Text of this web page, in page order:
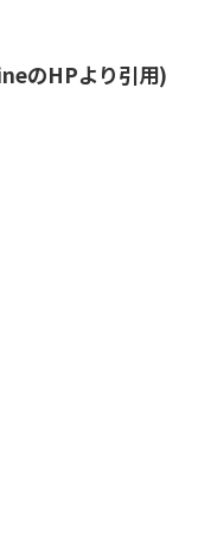
のHPより引用)